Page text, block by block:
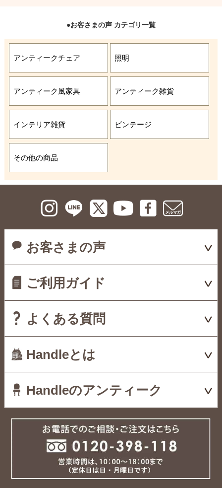
●お客さまの声 カテゴリ一覧
アンティークチェア 照明
アンティーク風家具 アンティーク雑貨
インテリア雑貨 ビンテージ
その他の商品
お客さまの声
ご利用ガイド
よくある質問
Handleとは
Handleのアンティーク